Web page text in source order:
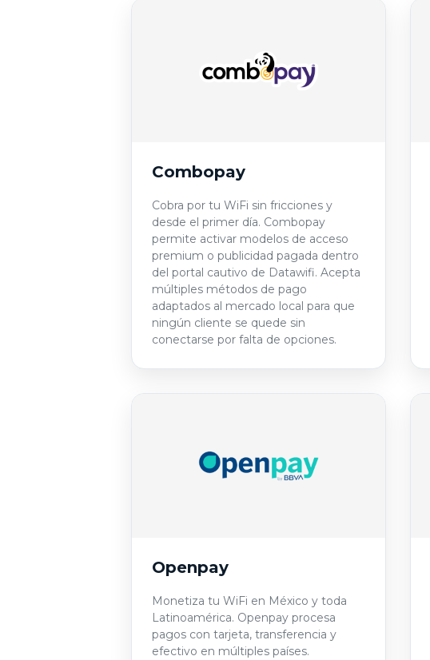
Combopay
Cobra por tu WiFi sin fricciones y
desde el primer día. Combopay
permite activar modelos de acceso
premium o publicidad pagada dentro
del portal cautivo de Datawifi. Acepta
múltiples métodos de pago
adaptados al mercado local para que
ningún cliente se quede sin
conectarse por falta de opciones.
Openpay
Monetiza tu WiFi en México y toda
Latinoamérica. Openpay procesa
pagos con tarjeta, transferencia y
efectivo en múltiples países.